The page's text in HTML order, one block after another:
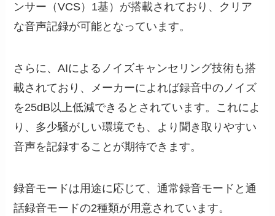
ンサー（VCS）1基）が搭載されており、クリア
な音声記録が可能となっています。
さらに、AIによるノイズキャンセリング技術も搭
載されており、メーカーによれば録音中のノイズ
を25dB以上低減できるとされています。これによ
り、多少騒がしい環境でも、より聞き取りやすい
音声を記録することが期待できます。
録音モードは用途に応じて、通常録音モードと通
話録音モードの2種類が用意されています。